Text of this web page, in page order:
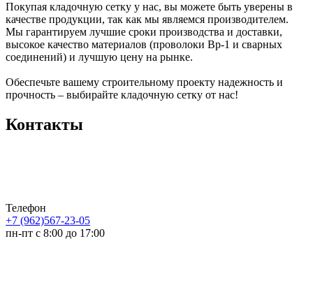
Покупая кладочную сетку у нас, вы можете быть уверены в
качестве продукции, так как мы являемся производителем.
Мы гарантируем лучшие сроки производства и доставки,
высокое качество материалов (проволоки Вр-1 и сварных
соединений) и лучшую цену на рынке.
Обеспечьте вашему строительному проекту надежность и
прочность – выбирайте кладочную сетку от нас!
Контакты
Телефон
+7 (962)567-23-05
пн-пт с 8:00 до 17:00